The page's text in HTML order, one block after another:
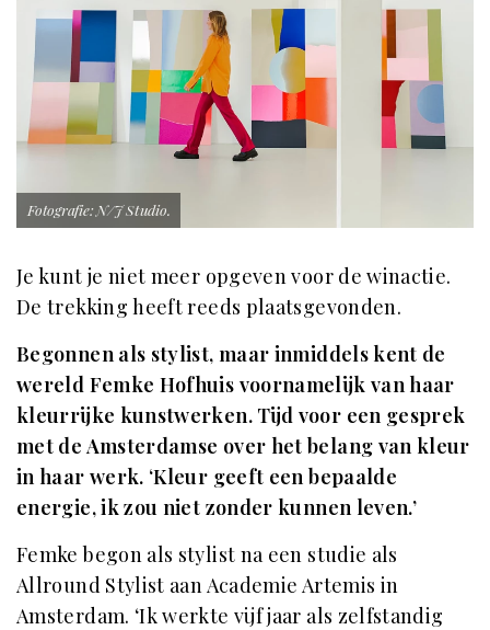
Fotografie: N/J Studio.
Je kunt je niet meer opgeven voor de winactie.
De trekking heeft reeds plaatsgevonden.
Begonnen als stylist, maar inmiddels kent de
wereld Femke Hofhuis voornamelijk van haar
kleurrijke kunstwerken. Tijd voor een gesprek
met de Amsterdamse over het belang van kleur
in haar werk. ‘Kleur geeft een bepaalde
energie, ik zou niet zonder kunnen leven.’
Femke begon als stylist na een studie als
Allround Stylist aan Academie Artemis in
Amsterdam. ‘Ik werkte vijf jaar als zelfstandig